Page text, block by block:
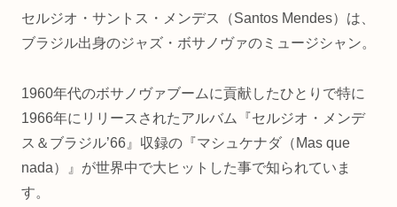
セルジオ・サントス・メンデス（Santos Mendes）は、
ブラジル出身のジャズ・ボサノヴァのミュージシャン。
1960年代のボサノヴァブームに貢献したひとりで特に
1966年にリリースされたアルバム『セルジオ・メンデ
ス＆ブラジル’66』収録の『マシュケナダ（Mas que
nada）』が世界中で大ヒットした事で知られていま
す。